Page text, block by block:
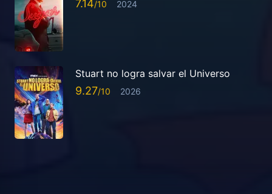
7.14 2024
Stuart no logra salvar el Universo
9.27 2026